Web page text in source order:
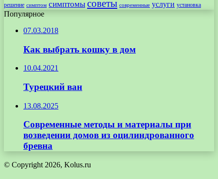
решение симптом симптомы советы современные услуги установка
Популярное
07.03.2018
Как выбрать кошку в дом
10.04.2021
Турецкий ван
13.08.2025
Современные методы и материалы при
возведении домов из оцилиндрованного
бревна
© Copyright 2026, Kolus.ru